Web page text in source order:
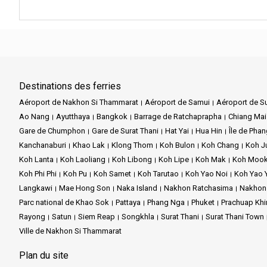
Destinations des ferries
Aéroport de Nakhon Si Thammarat Aéroport de Samui Aéroport de
Ao Nang
Ayutthaya Bangkok Barrage de Ratchaprapha Chiang Mai
Gare de Chumphon
Gare de Surat Thani Hat Yai Hua Hin Île de
Kanchanaburi
Khao Lak Klong Thom Koh Bulon Koh Chang Koh
Koh Lanta
Koh Laoliang Koh Libong Koh Lipe Koh Mak Koh Mook
Koh Phi Phi
Koh Pu Koh Samet Koh Tarutao Koh Yao Noi Koh Yao
Langkawi
Mae Hong Son Naka Island Nakhon Ratchasima
Parc national de Khao Sok
Pattaya Phang Nga Phuket Prachuap
Rayong
Satun Siem Reap Songkhla Surat Thani Surat Thani Town
Ville de Nakhon Si Thammarat
Plan du site